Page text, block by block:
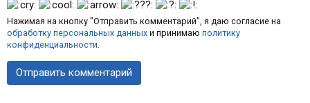
Нажимая на кнопку "Отправить комментарий", я даю согласие на
обработку персональных данных и принимаю политику
конфиденциальности.